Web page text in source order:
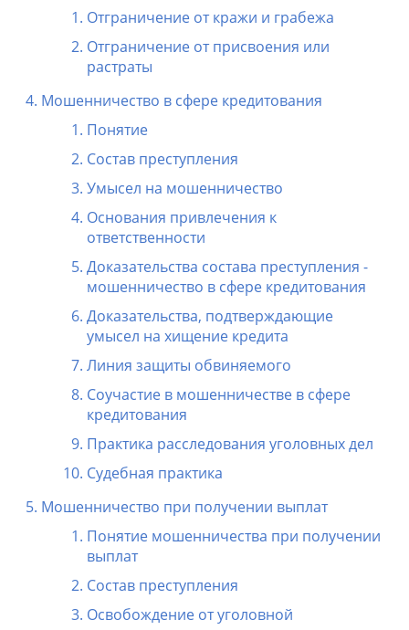
Отграничение от кражи и грабежа
Отграничение от присвоения или
растраты
Мошенничество в сфере кредитования
Понятие
Состав преступления
Умысел на мошенничество
Основания привлечения к
ответственности
Доказательства состава преступления -
мошенничество в сфере кредитования
Доказательства, подтверждающие
умысел на хищение кредита
Линия защиты обвиняемого
Соучастие в мошенничестве в сфере
кредитования
Практика расследования уголовных дел
Судебная практика
Мошенничество при получении выплат
Понятие мошенничества при получении
выплат
Состав преступления
Освобождение от уголовной